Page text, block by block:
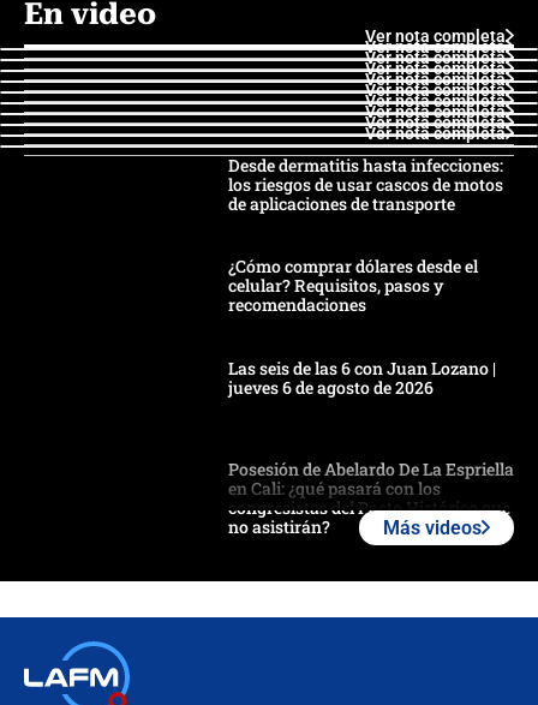
En video
Ver nota completa
Ver nota completa
Ver nota completa
Ver nota completa
Ver nota completa
Ver nota completa
Ver nota completa
Ver nota completa
Ver nota completa
Ver nota completa
Desde dermatitis hasta infecciones:
los riesgos de usar cascos de motos
de aplicaciones de transporte
¿Cómo comprar dólares desde el
celular? Requisitos, pasos y
recomendaciones
Las seis de las 6 con Juan Lozano |
jueves 6 de agosto de 2026
Posesión de Abelardo De La Espriella
en Cali: ¿qué pasará con los
congresistas del Pacto Histórico que
no asistirán?
Más videos